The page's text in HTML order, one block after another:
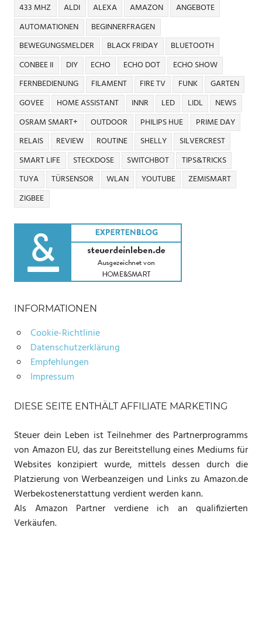
433 MHZ ALDI ALEXA AMAZON
ANGEBOTE
AUTOMATIONEN
BEGINNERFRAGEN
BEWEGUNGSMELDER
BLACK FRIDAY
BLUETOOTH
CONBEE II
DIY ECHO ECHO DOT
ECHO SHOW
FERNBEDIENUNG
FILAMENT FIRE TV FUNK
GARTEN
GOVEE
HOME ASSISTANT INNR LED LIDL
NEWS
OSRAM SMART+
OUTDOOR PHILIPS HUE
PRIME DAY
RELAIS
REVIEW ROUTINE SHELLY
SILVERCREST
SMART LIFE
STECKDOSE SWITCHBOT
TIPS&TRICKS
TUYA
TÜRSENSOR WLAN YOUTUBE
ZEMISMART
ZIGBEE
INFORMATIONEN
Cookie-Richtlinie
Datenschutzerklärung
Empfehlungen
Impressum
DIESE SEITE ENTHÄLT AFFILIATE MARKETING
Steuer dein Leben ist Teilnehmer des Partnerprogramms
von Amazon EU, das zur Bereitstellung eines Mediums für
Websites konzipiert wurde, mittels dessen durch die
Platzierung von Werbeanzeigen und Links zu Amazon.de
Werbekostenerstattung verdient werden kann.
Als Amazon Partner verdiene ich an qualifizierten
Verkäufen.